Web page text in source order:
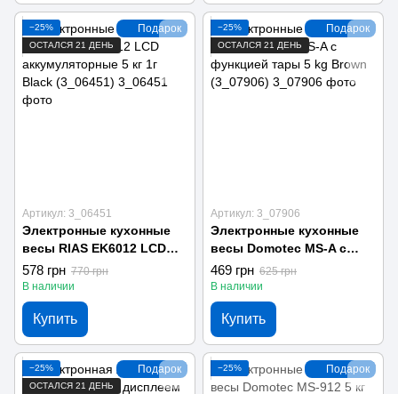
Подарок
−25%
ОСТАЛСЯ 21 ДЕНЬ
Артикул: 3_06451
Электронные кухонные
весы RIAS EK6012 LCD
аккумуляторные 5 кг 1г
Black (3_06451)
578 грн 770 грн
В наличии
Купить
Подарок
−25%
ОСТАЛСЯ 21 ДЕНЬ
Артикул: 3_07906
Электронные кухонные
весы Domotec MS-A с
функцией тары 5 kg
Brown (3_07906)
469 грн 625 грн
В наличии
Купить
Подарок
−25%
ОСТАЛСЯ 21 ДЕНЬ
Подарок
−25%